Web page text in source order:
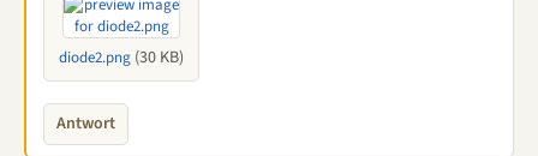
diode2.png (30 KB)
Antwort